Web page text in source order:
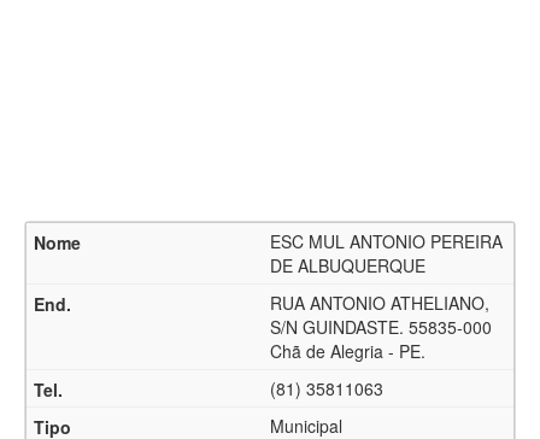
ESC MUL ANTONIO PEREIRA
DE ALBUQUERQUE
RUA ANTONIO ATHELIANO,
S/N GUINDASTE. 55835-000
Chã de Alegria - PE.
(81) 35811063
Municipal